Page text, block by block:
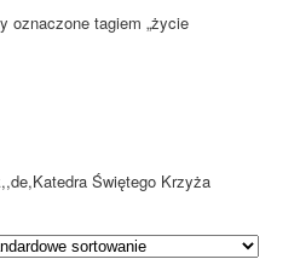
oznaczone tagiem „życie
Świętego Krzyża